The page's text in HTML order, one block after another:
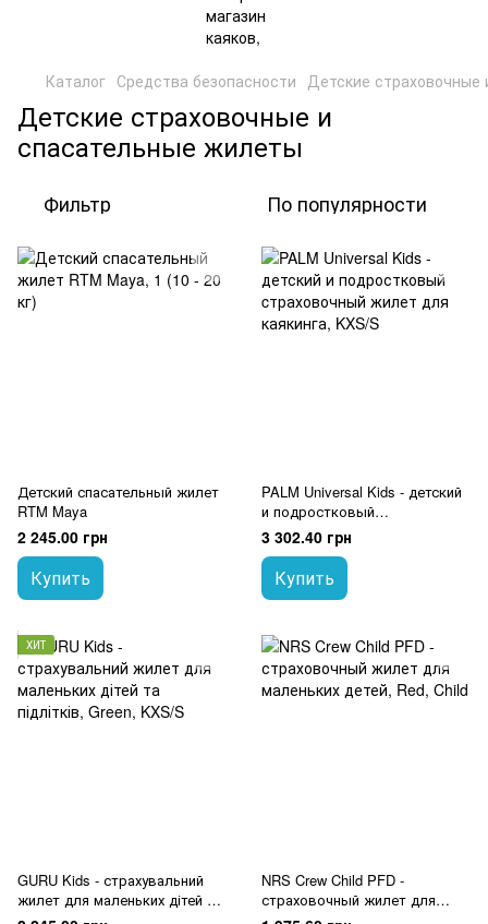
Каталог Средства безопасности Детские
Детские страховочные и
спасательные жилеты
Фильтр По популярности
Детский спасательный жилет
RTM Maya
2 245.00 грн
Купить
PALM Universal Kids - детский
и подростковый
cтраховочный жилет для
каякинга
3 302.40 грн
Купить
ХИТ
GURU Kids - страхувальний
жилет для маленьких дітей та
підлітків
NRS Crew Child PFD -
страховочный жилет для
маленьких детей